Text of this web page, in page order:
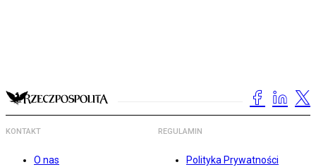
KONTAKT
O nas
REGULAMIN
Polityka Prywatności